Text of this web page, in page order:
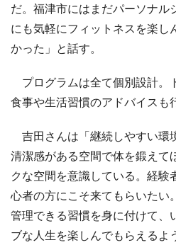
だ。福津市にはまだパーソナル
にも気軽にフィットネスを楽し
かった」と話す。
プログラムは全て個別設計。
食事や生活習慣のアドバイスも
吉田さんは「継続しやすい環
清潔感がある空間で体を鍛えて
クな空間を意識している。経験
心者の方にこそ来てもらいたい
管理できる習慣を身に付けて、
ブな人生を楽しんでもらえるよ